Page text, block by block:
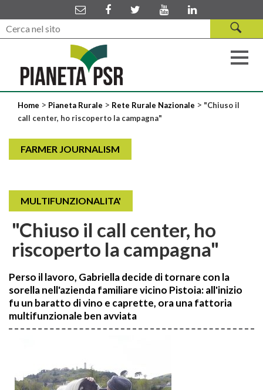
Home > Pianeta Rurale > Rete Rurale Nazionale > "Chiuso il
call center, ho riscoperto la campagna"
FARMER JOURNALISM
MULTIFUNZIONALITA'
"Chiuso il call center, ho
riscoperto la campagna"
Perso il lavoro, Gabriella decide di tornare con la
sorella nell'azienda familiare vicino Pistoia: all'inizio
fu un baratto di vino e caprette, ora una fattoria
multifunzionale ben avviata